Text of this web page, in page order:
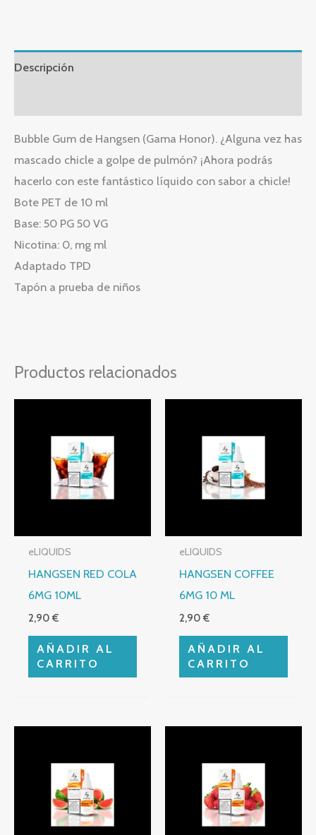
Descripción
Bubble Gum de Hangsen (Gama Honor). ¿Alguna vez has
mascado chicle a golpe de pulmón? ¡Ahora podrás
hacerlo con este fantástico líquido con sabor a chicle!
Bote PET de 10 ml
Base: 50 PG 50 VG
Nicotina: 0, mg ml
Adaptado TPD
Tapón a prueba de niños
Productos relacionados
eLIQUIDS
HANGSEN RED COLA
6MG 10ML
2,90€
AÑADIR AL
CARRITO
eLIQUIDS
HANGSEN COFFEE
6MG 10 ML
2,90€
AÑADIR AL
CARRITO